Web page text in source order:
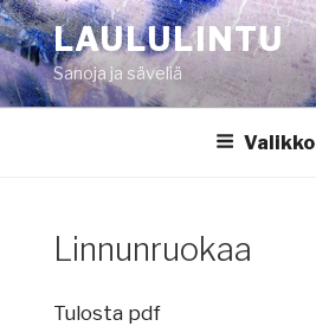
Siirry
sisältöönLAULULINTU
Sanoja ja säveliä
Valikko
Linnunruokaa
Tulosta pdf